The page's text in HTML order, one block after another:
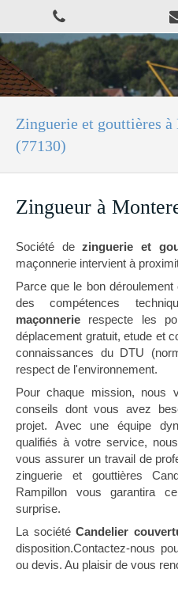
Zinguerie et gouttières
(77130)
Zingueur à
Société dezinguerie et
maçonnerie intervient à
Parce que le bon
des compétences
maçonnerie respecte les
déplacement gratuit, etude et
connaissances du DTU
respect de l'environnement.
Pour chaque mission, nous
conseils dont vous avez
projet. Avec une équipe
qualifiés à votre service,
vous assurer un travail de
zinguerie et gouttières
Rampillon vous garantira
surprise.
La sociétéCandelier
disposition.Contactez-nous
ou devis. Au plaisir de vous